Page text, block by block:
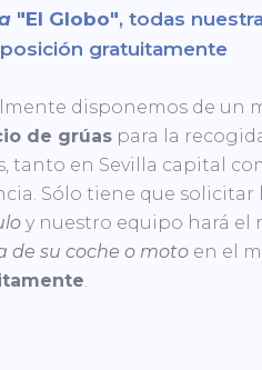
"El Globo", todas
gratuitamente
disponemos de un
de grúas para la
tanto en Sevilla capital
Sólo tiene que solicitar
y nuestro equipo hará el
de su coche o moto en el